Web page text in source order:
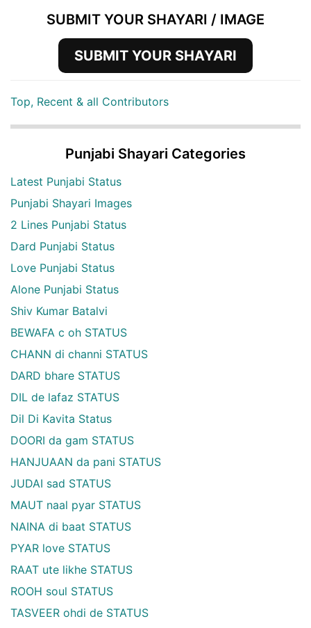
SUBMIT YOUR SHAYARI / IMAGE
SUBMIT YOUR SHAYARI
Top, Recent & all Contributors
Punjabi Shayari Categories
Latest Punjabi Status
Punjabi Shayari Images
2 Lines Punjabi Status
Dard Punjabi Status
Love Punjabi Status
Alone Punjabi Status
Shiv Kumar Batalvi
BEWAFA c oh STATUS
CHANN di channi STATUS
DARD bhare STATUS
DIL de lafaz STATUS
Dil Di Kavita Status
DOORI da gam STATUS
HANJUAAN da pani STATUS
JUDAI sad STATUS
MAUT naal pyar STATUS
NAINA di baat STATUS
PYAR love STATUS
RAAT ute likhe STATUS
ROOH soul STATUS
TASVEER ohdi de STATUS